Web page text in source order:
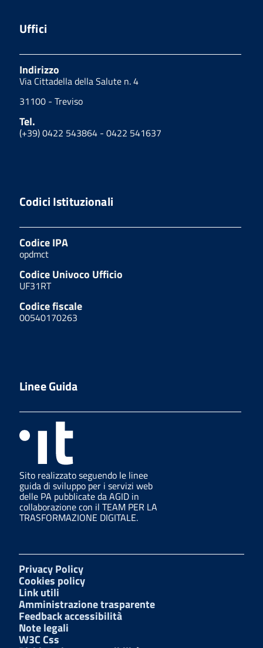
Uffici
Indirizzo
Via Cittadella della Salute n. 4
31100 - Treviso
Tel.
(+39) 0422 543864 - 0422 541637
Codici Istituzionali
Codice IPA
opdmct
Codice Univoco Ufficio
UF31RT
Codice fiscale
00540170263
Linee Guida
Sito realizzato seguendo le linee
guida di sviluppo per i servizi web
delle PA pubblicate da AGID in
collaborazione con il TEAM PER LA
TRASFORMAZIONE DIGITALE.
Privacy Policy
Cookies policy
Link utili
Amministrazione trasparente
Feedback accessibilità
Note legali
W3C Css